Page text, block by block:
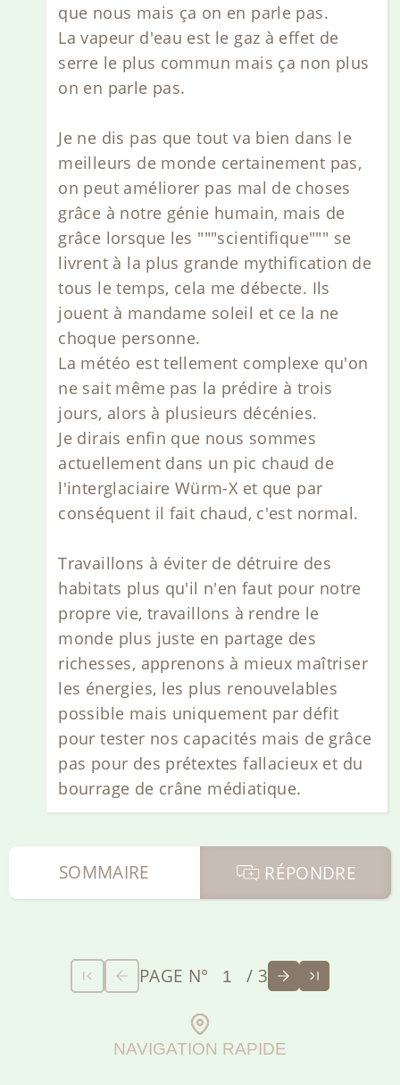
que nous mais ça on en parle pas.
La vapeur d'eau est le gaz à effet de
serre le plus commun mais ça non plus
on en parle pas.
Je ne dis pas que tout va bien dans le
meilleurs de monde certainement pas,
on peut améliorer pas mal de choses
grâce à notre génie humain, mais de
grâce lorsque les """scientifique""" se
livrent à la plus grande mythification de
tous le temps, cela me débecte. Ils
jouent à mandame soleil et ce la ne
choque personne.
La météo est tellement complexe qu'on
ne sait même pas la prédire à trois
jours, alors à plusieurs décénies.
Je dirais enfin que nous sommes
actuellement dans un pic chaud de
l'interglaciaire Würm-X et que par
conséquent il fait chaud, c'est normal.
Travaillons à éviter de détruire des
habitats plus qu'il n'en faut pour notre
propre vie, travaillons à rendre le
monde plus juste en partage des
richesses, apprenons à mieux maîtriser
les énergies, les plus renouvelables
possible mais uniquement par défit
pour tester nos capacités mais de grâce
pas pour des prétextes fallacieux et du
bourrage de crâne médiatique.
RÉPONDRE
SOMMAIRE
PAGE N° / 3
NAVIGATION RAPIDE